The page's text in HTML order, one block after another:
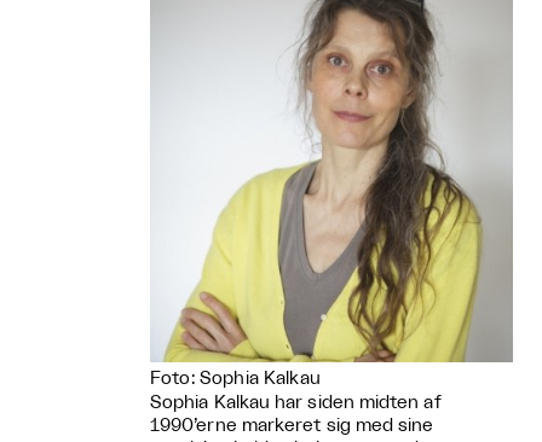
Foto: Sophia Kalkau
Sophia Kalkau har siden midten af
1990’erne markeret sig med sine